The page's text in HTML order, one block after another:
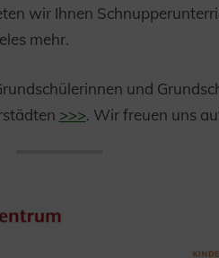
wir Ihnen
mehr.
und
>>>. Wir freuen uns